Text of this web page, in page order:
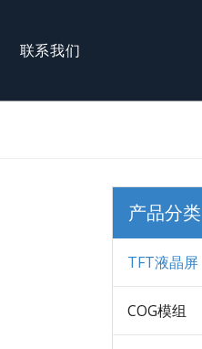
联系我们
产品分类
TFT液晶屏
COG模组